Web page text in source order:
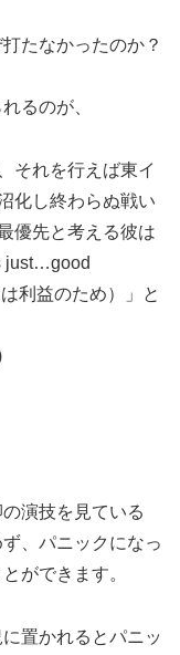
たなかったのか？
るのが、
それを行えば東イ
化し終わらぬ戦い
優先と考える彼は
just…good
利益のため）」と
演技を見ている
、パニックになっ
ができます。
置かれるとパニッ